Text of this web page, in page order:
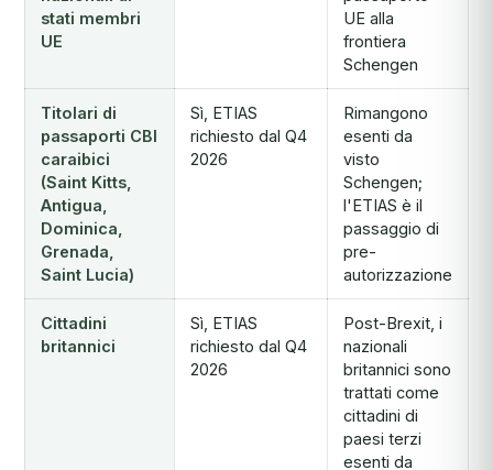
stati membri
UE
UE alla
frontiera
Schengen
Titolari di
passaporti CBI
caraibici
(Saint Kitts,
Antigua,
Dominica,
Grenada,
Saint Lucia)
Sì, ETIAS
richiesto dal Q4
2026
Rimangono
esenti da
visto
Schengen;
l'ETIAS è il
passaggio di
pre-
autorizzazione
Cittadini
britannici
Sì, ETIAS
richiesto dal Q4
2026
Post-Brexit, i
nazionali
britannici sono
trattati come
cittadini di
paesi terzi
esenti da